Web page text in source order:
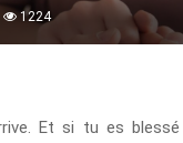
1224
Et si tu es blessé